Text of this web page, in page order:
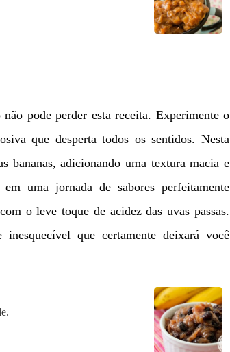
pode perder esta receita. Experimente o
que desperta todos os sentidos. Nesta
bananas, adicionando uma textura macia e
uma jornada de sabores perfeitamente
o leve toque de acidez das uvas passas.
que certamente deixará você